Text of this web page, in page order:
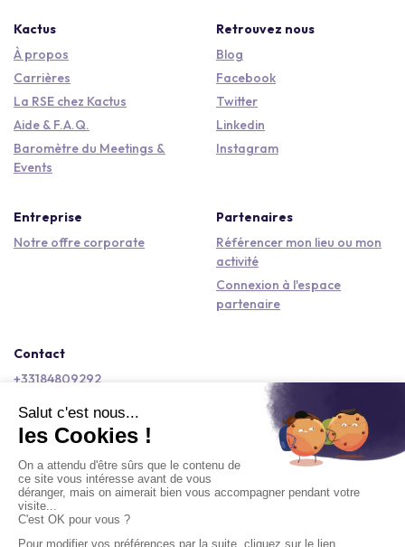
Kactus
À propos
Carrières
La RSE chez Kactus
Aide & F.A.Q.
Baromètre du Meetings &
Events
Retrouvez nous
Blog
Facebook
Twitter
Linkedin
Instagram
Entreprise
Notre offre corporate
Partenaires
Référencer mon lieu ou mon
activité
Connexion à l'espace
partenaire
Contact
+33184809292
Copyright © 2026 Kactus Tous droits réservés
Conditions générales d'utilisation
Mentions légales
Signaler un contenu